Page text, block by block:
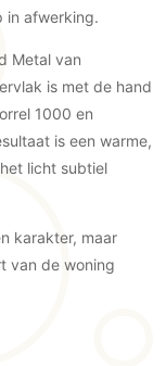
in afwerking.
Metal van
is met de hand
1000 en
is een warme,
licht subtiel
karakter, maar
van de woning